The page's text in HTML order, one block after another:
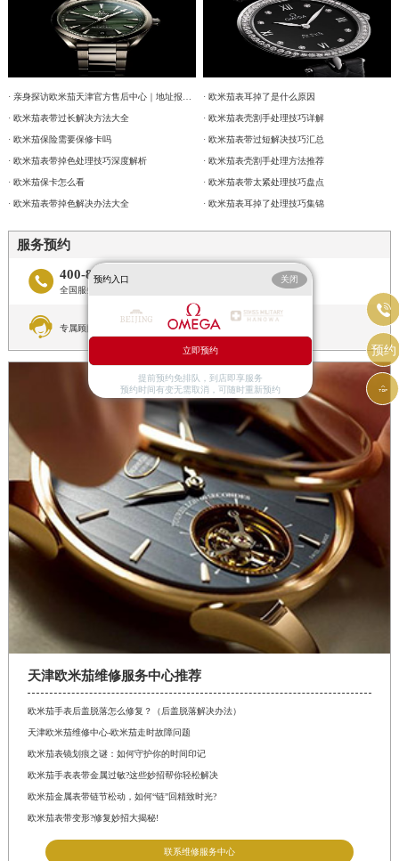
· 欧米茄表带过长解决方法大全
· 欧米茄保险需要保修卡吗
· 欧米茄表带掉色处理技巧深度解析
· 欧米茄保卡怎么看
· 欧米茄表带掉色解决办法大全
· 欧米茄表耳掉了是什么原因
· 欧米茄表壳割手处理技巧详解
· 欧米茄表带过短解决技巧汇总
· 欧米茄表壳割手处理方法推荐
· 欧米茄表带太紧处理技巧盘点
· 欧米茄表耳掉了处理技巧集锦
服务预约
 400-877-2083
全国服务预约热线
 专属顾问在线解答
天津欧米茄维修服务中心推荐
欧米茄手表后盖脱落怎么修复？（后盖脱落解决办法）
天津欧米茄维修中心-欧米茄走时故障问题
欧米茄表镜划痕之谜：如何守护你的时间印记
欧米茄手表表带金属过敏?这些妙招帮你轻松解决
欧米茄金属表带链节松动，如何“链”回精致时光?
欧米茄表带变形?修复妙招大揭秘!
联系维修服务中心

预约

预约入口 关闭
立即预约
提前预约免排队，到店即享服务
预约时间有变无需取消，可随时重新预约